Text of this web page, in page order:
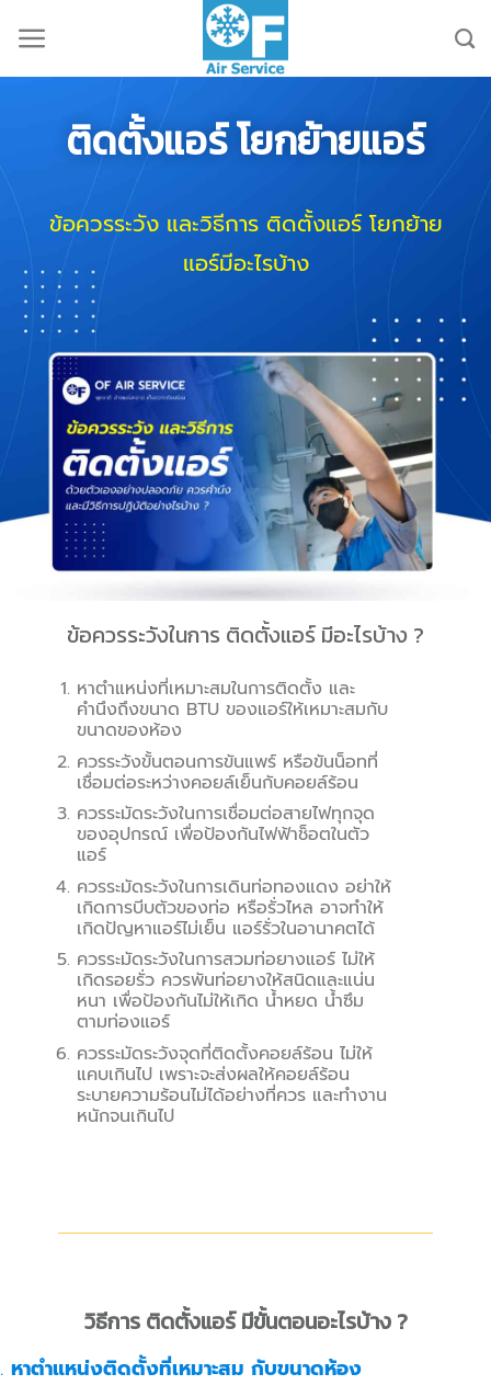
ติดตั้งแอร์ โยกย้ายแอร์
ข้อควรระวังและวิธีการ ติดตั้งแอร์ โยกย้าย
แอร์มีอะไรบ้าง
ข้อควรระวังในการ ติดตั้งแอร์ มีอะไรบ้าง ?
หาตำแหน่งที่เหมาะสมในการติดตั้ง และ
คำนึงถึงขนาด BTU ของแอร์ให้เหมาะสมกับ
ขนาดของห้อง
ควรระวังขั้นตอนการขันแพร์ หรือขันน็อทที่
เชื่อมต่อระหว่างคอยล์เย็นกับคอยล์ร้อน
ควรระมัดระวังในการเชื่อมต่อสายไฟทุกจุด
ของอุปกรณ์ เพื่อป้องกันไฟฟ้าช็อตในตัว
แอร์
ควรระมัดระวังในการเดินท่อทองแดง อย่าให้
เกิดการบีบตัวของท่อ หรือรั่วไหล อาจทำให้
เกิดปัญหาแอร์ไม่เย็น แอร์รั่วในอานาคตได้
ควรระมัดระวังในการสวมท่อยางแอร์ ไม่ให้
เกิดรอยรั่ว ควรพันท่อยางให้สนิดและแน่น
หนา เพื่อป้องกันไม่ให้เกิด น้ำหยด น้ำซึม
ตามท่องแอร์
ควรระมัดระวังจุดที่ติดตั้งคอยล์ร้อน ไม่ให้
แคบเกินไป เพราะจะส่งผลให้คอยล์ร้อน
ระบายความร้อนไม่ได้อย่างที่ควร และทำงาน
หนักจนเกินไป
วิธีการ ติดตั้งแอร์ มีขั้นตอนอะไรบ้าง ?
หาตำแหน่งติดตั้งที่เหมาะสม กับขนาดห้อง